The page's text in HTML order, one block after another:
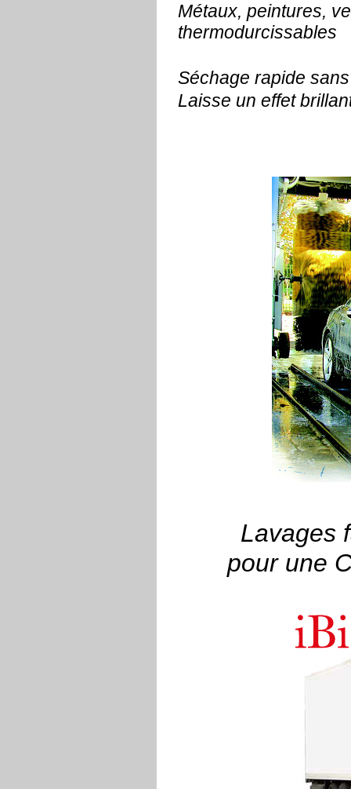
Métaux, peintures,
thermodurcissables
Séchage rapide
Laisse un effet
Lavages
pour une